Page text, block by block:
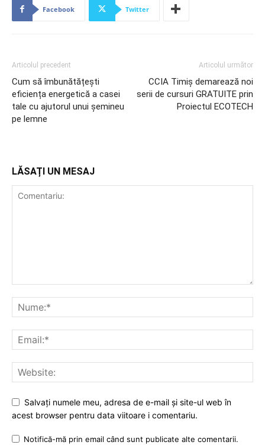
Facebook Twitter
Articolul precedent
Cum să îmbunătățești
eficiența energetică a casei
tale cu ajutorul unui șemineu
pe lemne
Articolul următor
CCIA Timiș demarează noi
serii de cursuri GRATUITE prin
Proiectul ECOTECH
LĂSAȚI UN MESAJ
Salvați numele meu, adresa de e-mail și site-ul web în
acest browser pentru data viitoare i comentariu.
Notifică-mă prin email când sunt publicate alte comentarii.